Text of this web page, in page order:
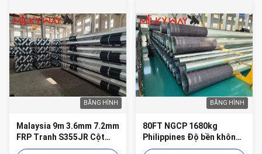
BĂNG HÌNH
Malaysia 9m 3.6mm 7.2mm
FRP Tranh S355JR Cột
thép được thiết kế cho hệ
BĂNG HÌNH
80FT NGCP 1680kg
Philippines Độ bền không
dưới 355 mpa Cột thép